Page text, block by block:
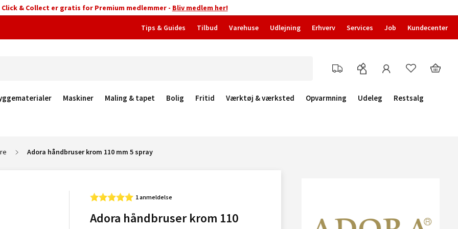
Click & Collect er gratis for Premium medlemmer - Bliv medlem her!
Tips & Guides Tilbud Varehuse Udlejning Erhverv Services Job Kundecenter
Maskiner Maling & tapet Bolig Fritid Værktøj & værksted Opvarmning Udeleg Restsalg
Adora håndbruser krom 110 mm 5 spray
1 anmeldelse
Adora håndbruser krom 110